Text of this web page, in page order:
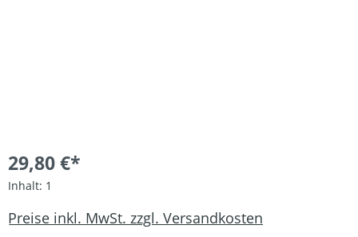
29,80 €*
Inhalt: 1
Preise inkl. MwSt. zzgl. Versandkosten